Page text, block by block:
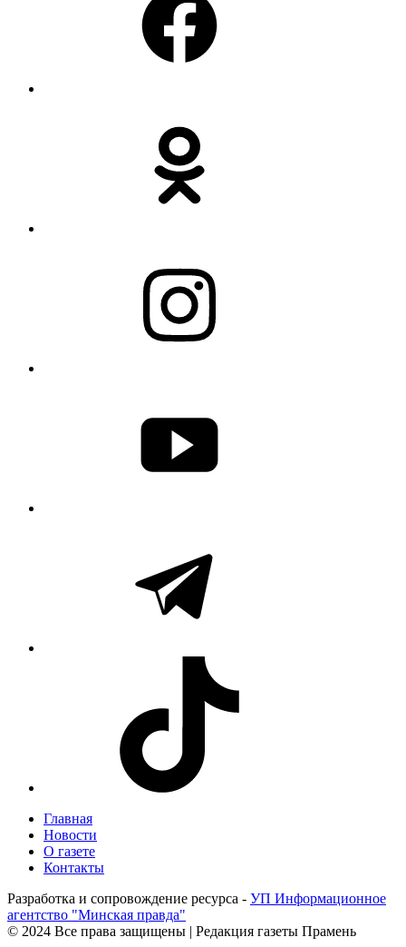
Главная
Новости
О газете
Контакты
Разработка и сопровождение ресурса - УП Информационное
агентство "Минская правда"
© 2024 Все права защищены | Редакция газеты Прамень